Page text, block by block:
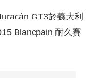
GT3於義大利
Blancpain 耐久賽